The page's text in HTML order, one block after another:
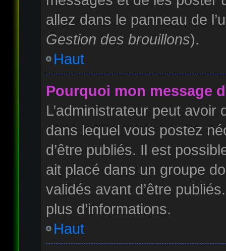
allez dans le panneau de
Gestion des brouillons).
Haut
Pourquoi mon message
L’administrateur peut
dans lequel vous postez
d’être publiés. Il est
ait placé dans un groupe
validés avant d’être
plus d’informations.
Haut